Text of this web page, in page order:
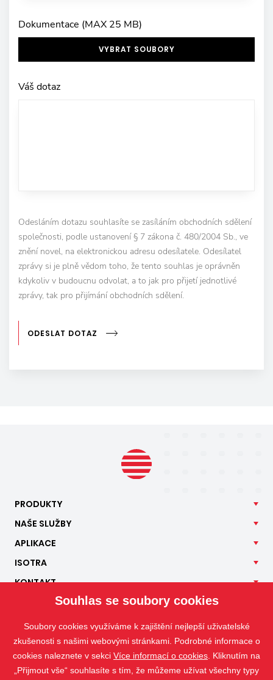
Dokumentace (MAX 25 MB)
VYBRAT SOUBORY
Váš dotaz
Odesláním dotazu souhlasíte se zasíláním obchodních sdělení
společnosti, podle ustanovení § 7 zákona č. 480/2004 Sb., ve
znění novel, na elektronickou adresu odesílatele. Odesílatel
zprávy si je plně vědom toho, že tento souhlas je oprávněn
kdykoliv v budoucnu odvolat, a to jak pro přijetí jednotlivé
zprávy, tak pro přijímání obchodních sdělení.
ODESLAT DOTAZ
PRODUKTY
NAŠE SLUŽBY
APLIKACE
ISOTRA
KONTAKT
Souhlas se soubory cookies
Soubory cookies využíváme k zajištění nejlepší uživatelské
zkušenosti s našimi webovými stránkami. Podrobné informace o
cookies naleznete v sekci Více informací o cookies . Kliknutím na
„Přijmout vše“ souhlasíte s tím, že můžeme užívat všechny typy